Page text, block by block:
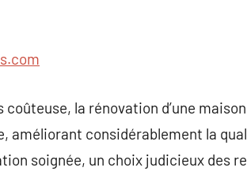
la rénovation d’une
améliorant considérablement la
soignée, un choix judicieux des